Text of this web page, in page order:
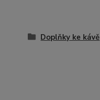
Doplňky ke kávě